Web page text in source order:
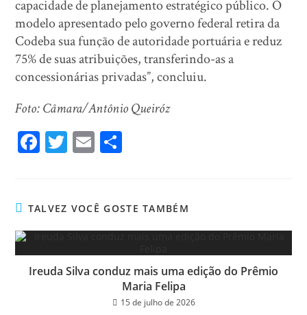
capacidade de planejamento estratégico público. O
modelo apresentado pelo governo federal retira da
Codeba sua função de autoridade portuária e reduz
75% de suas atribuições, transferindo-as a
concessionárias privadas”, concluiu.
Foto: Câmara/Antônio Queiróz
Fa
ok
T
er
E
TALVEZ VOCÊ GOSTE TAMBÉM
Ireuda Silva conduz mais uma edição do Prêmio
Maria Felipa
15 de julho de 2026